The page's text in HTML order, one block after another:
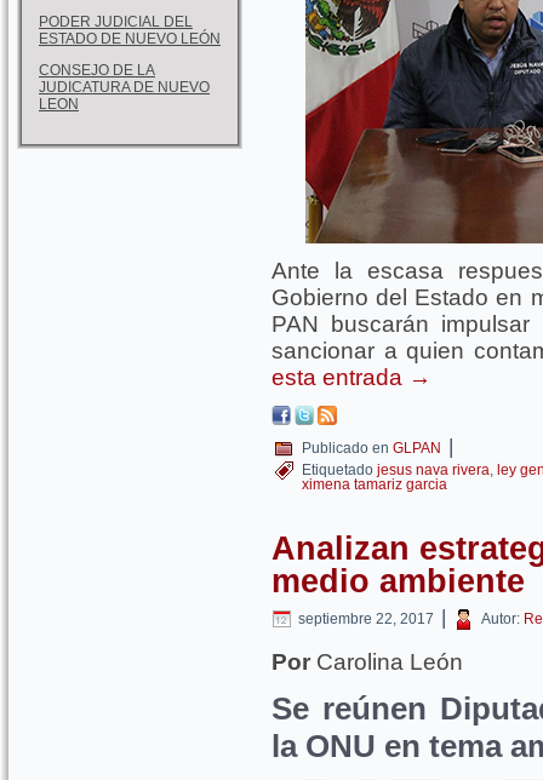
PODER JUDICIAL DEL
ESTADO DE NUEVO LEÓN
CONSEJO DE LA
JUDICATURA DE NUEVO
LEON
Ante la escasa
Gobierno del Estado en
PAN buscarán
sancionar a quien
esta entrada →
Publicado en GLPAN |
Etiquetado jesus nava rivera, ley
ximena tamariz garcia
Analizan
medio ambiente
septiembre 22, 2017 | Autor:
Por Carolina León
Se reúnen
la ONU en tema